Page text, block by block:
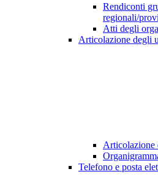
Rendiconti
regionali/
Atti degli
Articolazione degli
Telefono e posta